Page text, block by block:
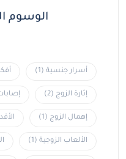
الوسوم
أسرار جنسية (1)
إثارة الزوج (2)
إهمال الزوج (1)
الألعاب الزوجية (1)